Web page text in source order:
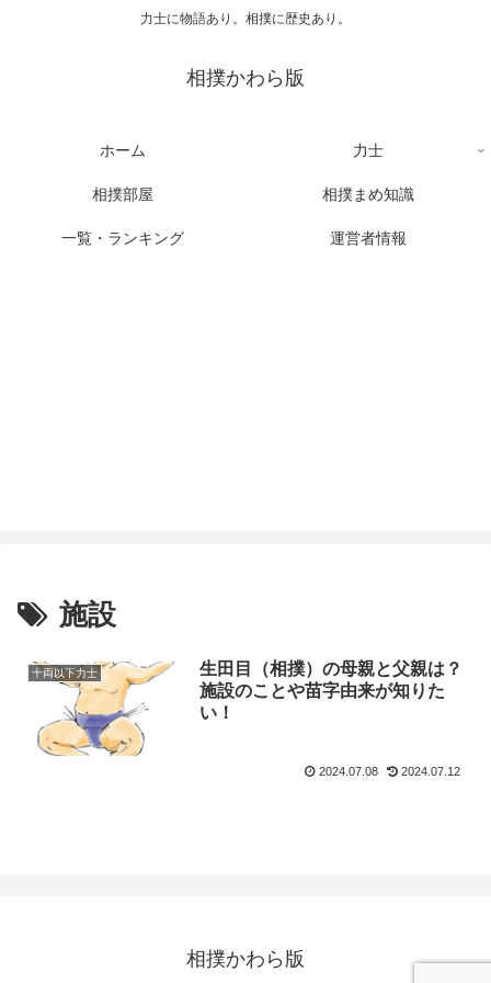
力士に物語あり。相撲に歴史あり。
相撲かわら版
ホーム 力士
相撲部屋 相撲まめ知識
一覧・ランキング 運営者情報
施設
十両以下力士
生田目（相撲）の母親と父親は？
施設のことや苗字由来が知りた
い！
2024.07.08 2024.07.12
相撲かわら版